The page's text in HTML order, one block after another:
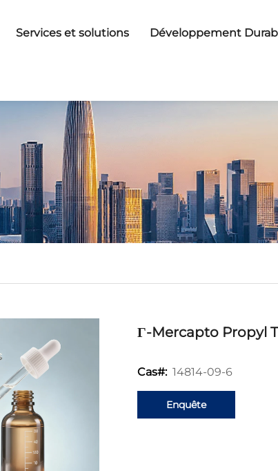
Services et solutions Développement
Γ-Mercapto Propyl
Cas#: 14814-09-6
Enquête